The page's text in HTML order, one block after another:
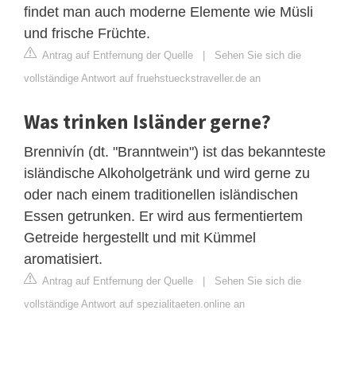
findet man auch moderne Elemente wie Müsli
und frische Früchte.
Antrag auf Entfernung der Quelle
Sehen Sie sich die
vollständige Antwort auf fruehstueckstraveller.de an
Was trinken Isländer gerne?
Brennivín (dt. "Branntwein") ist das bekannteste
isländische Alkoholgetränk und wird gerne zu
oder nach einem traditionellen isländischen
Essen getrunken. Er wird aus fermentiertem
Getreide hergestellt und mit Kümmel
aromatisiert.
Antrag auf Entfernung der Quelle
Sehen Sie sich die
vollständige Antwort auf spezialitaeten.online an